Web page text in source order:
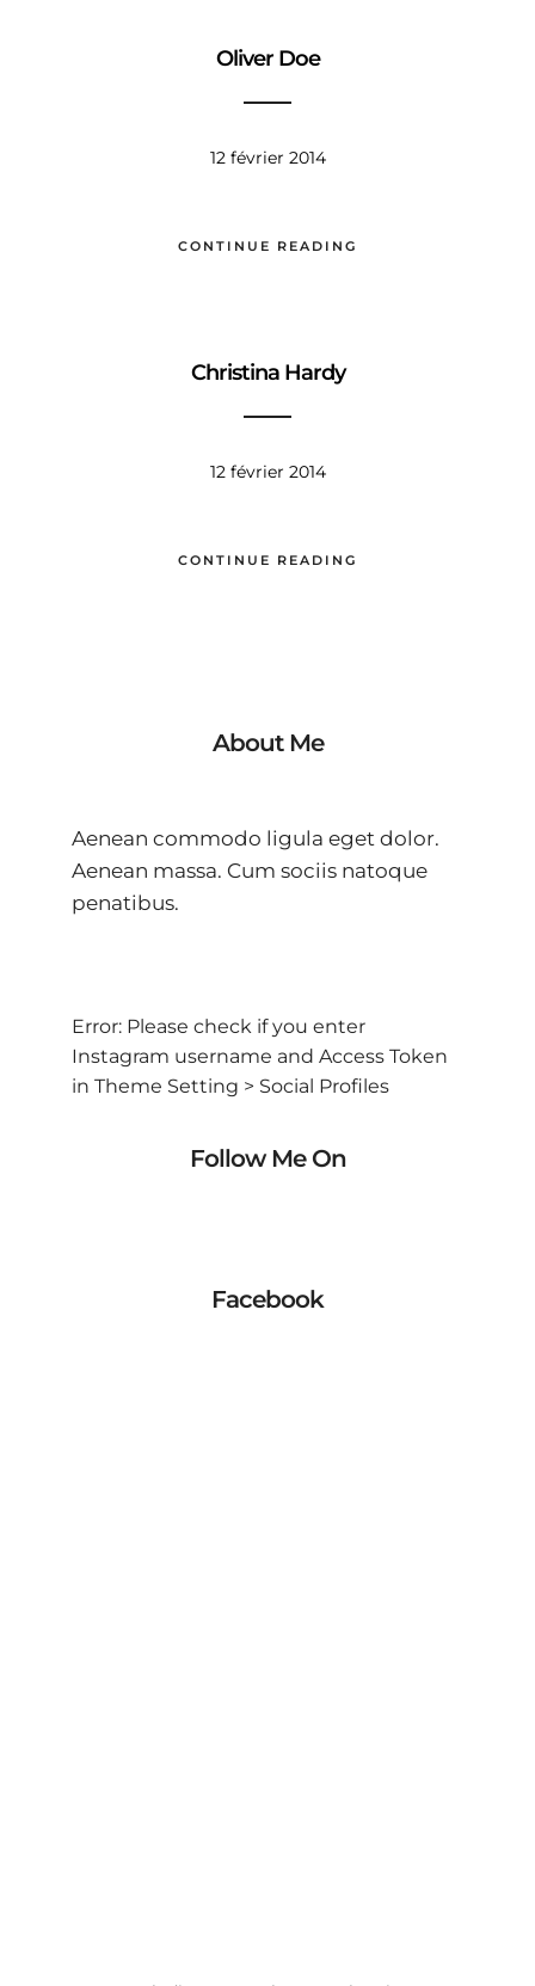
Oliver Doe
12 février 2014
CONTINUE READING
Christina Hardy
12 février 2014
CONTINUE READING
About Me
Aenean commodo ligula eget dolor.
Aenean massa. Cum sociis natoque
penatibus.
Error: Please check if you enter
Instagram username and Access Token
in Theme Setting > Social Profiles
Follow Me On
Facebook